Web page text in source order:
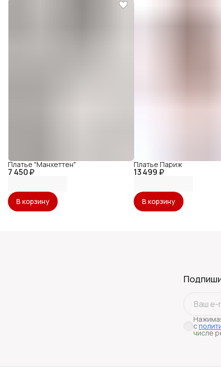
7 450 ₽
Платье "Манхеттен"
В корзину
13 499 ₽
Платье Париж
В корзину
с
числе